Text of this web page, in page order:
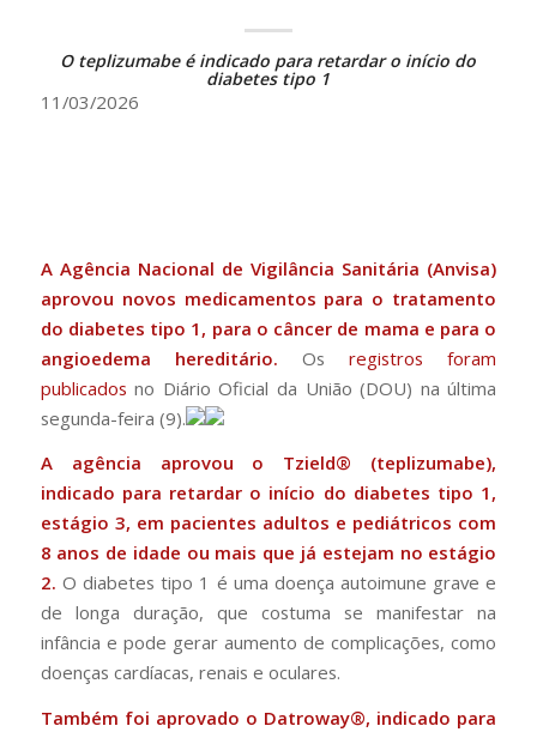
O teplizumabe é indicado para retardar o início do
diabetes tipo 1
11/03/2026
A Agência Nacional de Vigilância Sanitária (Anvisa)
aprovou novos medicamentos para o tratamento
do diabetes tipo 1, para o câncer de mama e para o
angioedema hereditário. Osregistros foram
publicados no Diário Oficial da União (DOU) na última
segunda-feira (9).
A agência aprovou o Tzield® (teplizumabe),
indicado para retardar o início do diabetes tipo 1,
estágio 3, em pacientes adultos e pediátricos com
8 anos de idade ou mais que já estejam no estágio
2. O diabetes tipo 1 é uma doença autoimune grave e
de longa duração, que costuma se manifestar na
infância e pode gerar aumento de complicações, como
doenças cardíacas, renais e oculares.
Também foi aprovado o Datroway®, indicado para